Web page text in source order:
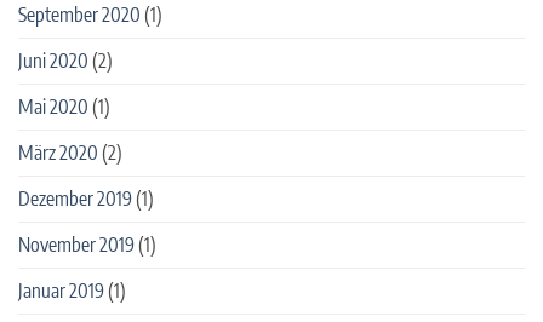
September 2020 (1)
Juni 2020 (2)
Mai 2020 (1)
März 2020 (2)
Dezember 2019(1)
November 2019(1)
Januar 2019(1)